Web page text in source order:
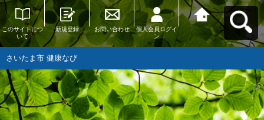
このサイトにつ
いて
新規登録 お問い合わせ
個人会員ログイ
ン
さいたま市 健康
なびへ戻る
さいたま市 健康なび